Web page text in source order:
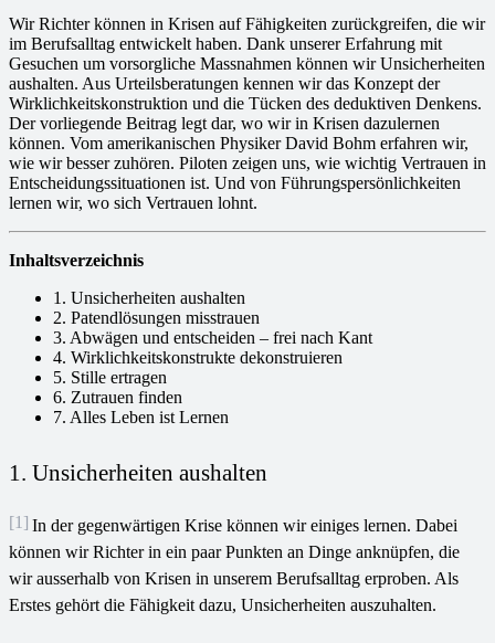
Wir Richter können in Krisen auf Fähigkeiten zurückgreifen, die wir
im Berufsalltag entwickelt haben. Dank unserer Erfahrung mit
Gesuchen um vorsorgliche Massnahmen können wir Unsicherheiten
aushalten. Aus Urteilsberatungen kennen wir das Konzept der
Wirklichkeitskonstruktion und die Tücken des deduktiven Denkens.
Der vorliegende Beitrag legt dar, wo wir in Krisen dazulernen
können. Vom amerikanischen Physiker David Bohm erfahren wir,
wie wir besser zuhören. Piloten zeigen uns, wie wichtig Vertrauen in
Entscheidungssituationen ist. Und von Führungspersönlichkeiten
lernen wir, wo sich Vertrauen lohnt.
Inhaltsverzeichnis
1. Unsicherheiten aushalten
2. Patendlösungen misstrauen
3. Abwägen und entscheiden – frei nach Kant
4. Wirklichkeitskonstrukte dekonstruieren
5. Stille ertragen
6. Zutrauen finden
7. Alles Leben ist Lernen
1. Unsicherheiten aushalten
[1] In der gegenwärtigen Krise können wir einiges lernen. Dabei
können wir Richter in ein paar Punkten an Dinge anknüpfen, die
wir ausserhalb von Krisen in unserem Berufsalltag erproben. Als
Erstes gehört die Fähigkeit dazu, Unsicherheiten auszuhalten.